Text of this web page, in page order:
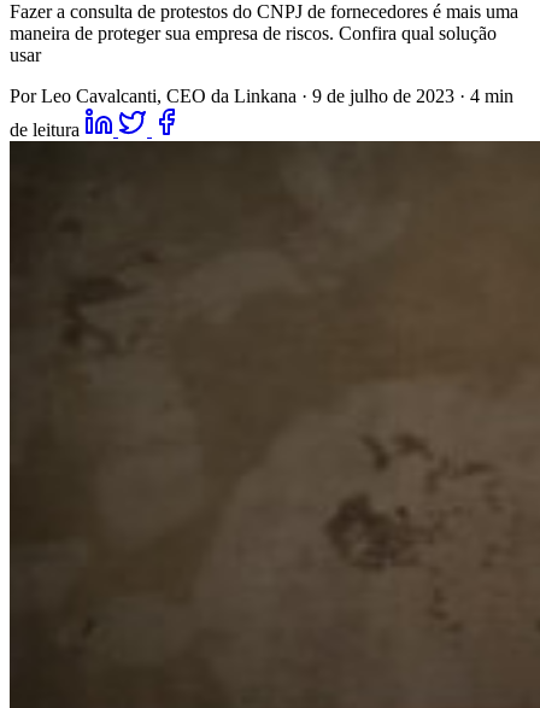
Fazer a consulta de protestos do CNPJ de fornecedores é mais uma
maneira de proteger sua empresa de riscos. Confira qual solução
usar
Por Leo Cavalcanti, CEO da Linkana · 9 de julho de 2023 · 4 min
de leitura